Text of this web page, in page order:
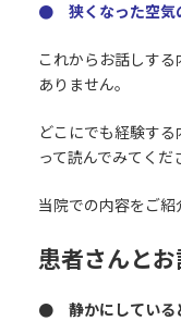
● 狭くなった空気
これからお話しす
ありません。
どこにでも経験す
って読んでみてくだ
当院での内容をご紹
患者さんと
● 静かにしている